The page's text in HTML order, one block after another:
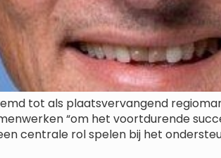
tot als plaatsvervangend
“om het voortdurende
centrale rol spelen bij het